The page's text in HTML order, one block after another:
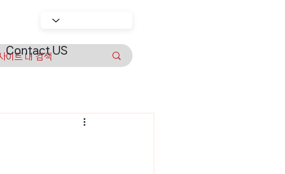
Contact US